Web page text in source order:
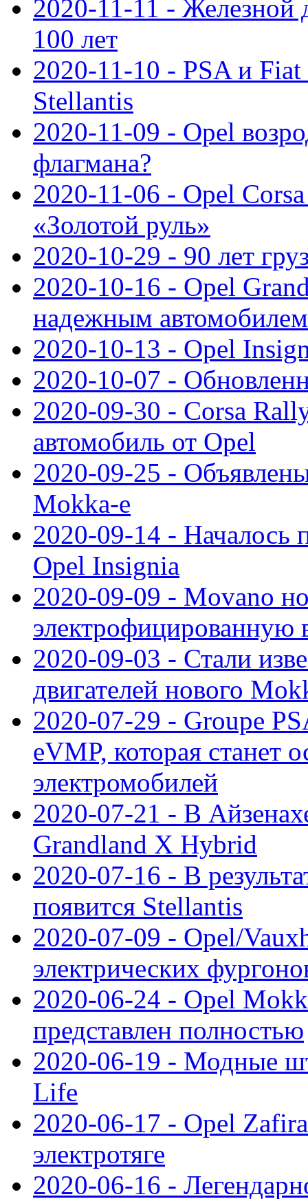
2020-11-11 - Железной
100 лет
2020-11-10 - PSA и Fiat
Stellantis
2020-11-09 - Opel
флагмана?
2020-11-06 - Opel
«Золотой руль»
2020-10-29 - 90 лет
2020-10-16 - Opel
надежным автомобилем
2020-10-13 - Opel
2020-10-07 -
2020-09-30 - Corsa
автомобиль от Opel
2020-09-25 -
Mokka-e
2020-09-14 - Началось
Opel Insignia
2020-09-09 - Movano
электрофицированную
2020-09-03 - Стали
двигателей нового
2020-07-29 - Groupe
eVMP, которая станет
электромобилей
2020-07-21 - В
Grandland X Hybrid
2020-07-16 - В
появится Stellantis
2020-07-09 - Opel/
электрических
2020-06-24 - Opel
представлен полностью
2020-06-19 - Модные
Life
2020-06-17 - Opel
электротяге
2020-06-16 -